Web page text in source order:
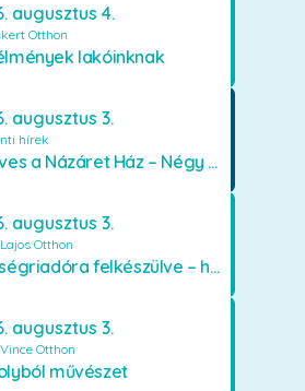
augusztus 4.
Otthon
lakóinknak
augusztus 3.
hírek
40 éves a Názáret Ház – Négy évtized szeretetben és gondoskodásban
augusztus 3.
Otthon
A hőségriadóra felkészülve – hűsítő fejlesztések a Szent Lajos Otthonban
augusztus 3.
Otthon
művészet